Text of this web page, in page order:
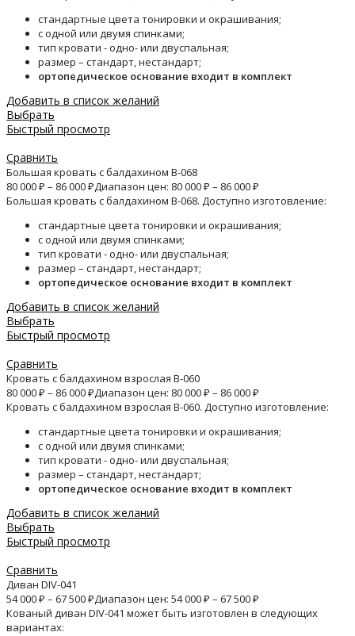
стандартные цвета тонировки и окрашивания;
с одной или двумя спинками;
тип кровати - одно- или двуспальная;
размер – стандарт, нестандарт;
ортопедическое основание входит в комплект
Добавить в список желаний
Выбрать
Быстрый просмотр
Сравнить
Большая кровать с балдахином B-068
80 000₽ – 86 000₽Диапазон цен: 80 000 ₽ – 86 000 ₽
Большая кровать с балдахином B-068. Доступно изготовление:
стандартные цвета тонировки и окрашивания;
с одной или двумя спинками;
тип кровати - одно- или двуспальная;
размер – стандарт, нестандарт;
ортопедическое основание входит в комплект
Добавить в список желаний
Выбрать
Быстрый просмотр
Сравнить
Кровать с балдахином взрослая B-060
80 000₽ – 86 000₽Диапазон цен: 80 000 ₽ – 86 000 ₽
Кровать с балдахином взрослая B-060. Доступно изготовление:
стандартные цвета тонировки и окрашивания;
с одной или двумя спинками;
тип кровати - одно- или двуспальная;
размер – стандарт, нестандарт;
ортопедическое основание входит в комплект
Добавить в список желаний
Выбрать
Быстрый просмотр
Сравнить
Диван DIV-041
54 000₽ – 67 500₽Диапазон цен: 54 000 ₽ – 67 500 ₽
Кованый диван DIV-041 может быть изготовлен в следующих
вариантах: